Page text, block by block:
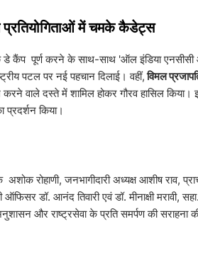
प्रतियोगिताओं में चमके कैडेट्स
डे कैंप पूर्ण करने के साथ-साथ 'ऑल इंडिया एनसीसी
पटल पर नई पहचान दिलाई। वहीं,विमल
वाले दस्ते में शामिल होकर गौरव हासिल
किया।
रोहाणी, जनभागीदारी अध्यक्ष आशीष राव,
डॉ. आनंद तिवारी एवं डॉ. मीनाक्षी मरावी,
और राष्ट्रसेवा के प्रति समर्पण की सराहना